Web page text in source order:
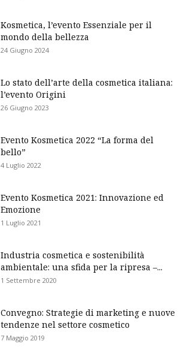
Kosmetica, l’evento Essenziale per il
mondo della bellezza
24 Giugno 2024
Lo stato dell’arte della cosmetica italiana:
l’evento Origini
26 Giugno 2023
Evento Kosmetica 2022 “La forma del
bello”
4 Luglio 2022
Evento Kosmetica 2021: Innovazione ed
Emozione
1 Luglio 2021
Industria cosmetica e sostenibilità
ambientale: una sfida per la ripresa –...
1 Settembre 2020
Convegno: Strategie di marketing e nuove
tendenze nel settore cosmetico
7 Maggio 2019